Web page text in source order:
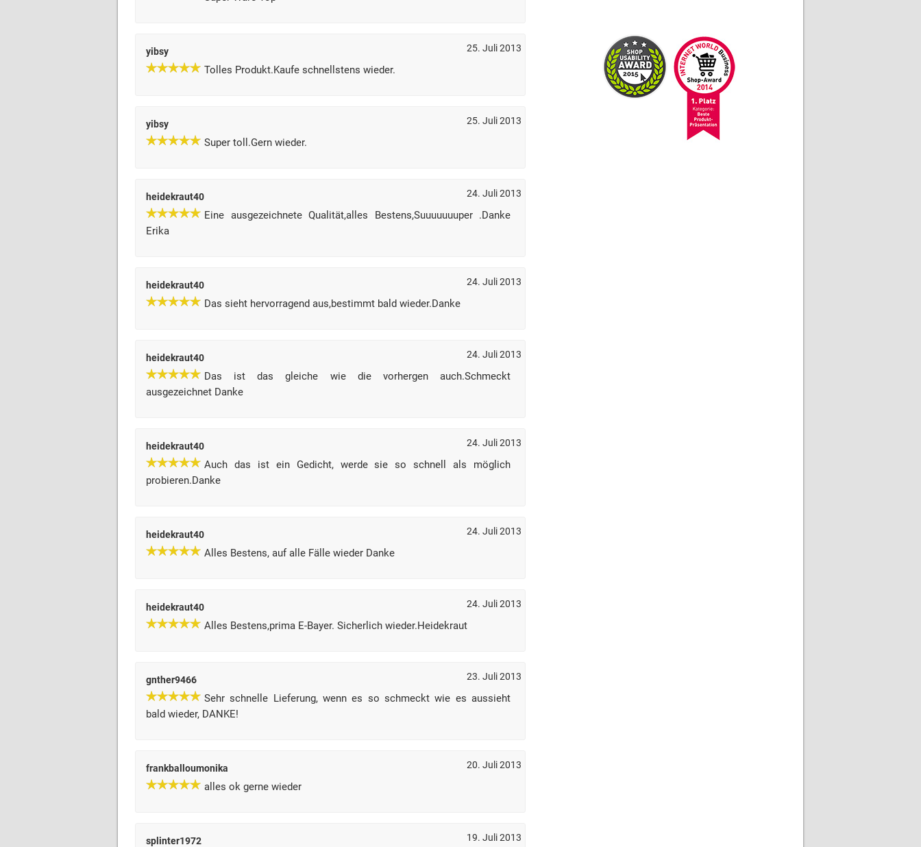
yibsy 25. Juli 2013
Tolles Produkt.Kaufe schnellstens wieder.
yibsy 25. Juli 2013
Super toll.Gern wieder.
heidekraut40 24. Juli 2013
Eine ausgezeichnete Qualität,alles Bestens,Suuuuuuuper .Danke
Erika
heidekraut40 24. Juli 2013
Das sieht hervorragend aus,bestimmt bald wieder.Danke
heidekraut40 24. Juli 2013
Das ist das gleiche wie die vorhergen auch.Schmeckt
ausgezeichnet Danke
heidekraut40 24. Juli 2013
Auch das ist ein Gedicht, werde sie so schnell als möglich
probieren.Danke
heidekraut40 24. Juli 2013
Alles Bestens, auf alle Fälle wieder Danke
heidekraut40 24. Juli 2013
Alles Bestens,prima E-Bayer. Sicherlich wieder.Heidekraut
gnther9466 23. Juli 2013
Sehr schnelle Lieferung, wenn es so schmeckt wie es aussieht
bald wieder, DANKE!
frankballoumonika 20. Juli 2013
alles ok gerne wieder
splinter1972 19. Juli 2013